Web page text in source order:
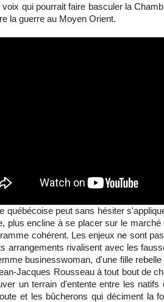
voix qui pourrait faire basculer la
la guerre au Moyen Orient.
québécoise peut sans hésiter
plus encline à se placer sur le
cohérent. Les enjeux ne sont
arrangements rivalisent avec les
businesswoman, d'une fille
Jacques Rousseau à tout bout de
un terrain d'entente entre les natifs
et les bûcherons qui déciment la